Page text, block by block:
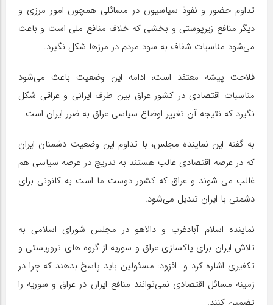
تداوم حضور و نفوذ سیاسیون در مسائلی همچون امور مرزی و
دیگر منافع زیرپوستی و بخشی که خلاف منافع ملی است و باعث
می‌شود مناسبات شفاف به سود مردم در مرزها شکل نگیرد.
فلاحت پیشه معتقد است، ادامه این وضعیت باعث می‌شود
مناسبات اقتصادی در کشور عراق بین طرف ایرانی و عراقی شکل
نگیرد که نتیجه آن تغییر اوضاع سیاسی عراق به ضرر ایران است.
به گفته این نماینده مجلس، با تداوم این وضعیت دشمنان ایران
که در عرصه اقتصادی غالب هستند به تدریج در عرصه سیاسی هم
غالب می شوند و عراق که کشور دوست ما است به کانونی برای
دشمنی با ایران تبدیل می‌شود.
نماینده اسلام آبادغرب و دالاهو در مجلس شورای اسلامی به
تلاش ایران برای پاکسازی عراق و سوریه از گروه های تروریستی و
تکفیری اشاره کرد و افزود: مسئولین باید پاسخ بدهند که چرا در
زمینه مسائل اقتصادی نمی‌توانند منافع ایران در عراق و سوریه را